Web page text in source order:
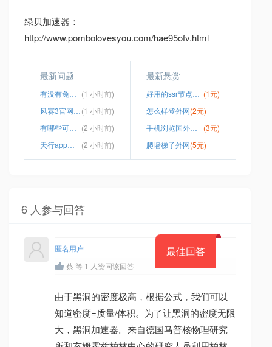
绿贝加速器：
http://www.pombolovesyou.com/hae95ofv.html
最新问题
有没有免费的梯子 (1 小时前)
风赛3官网app(1 小时前)
有哪些可以挂梯子的软件 (2 小时前)
天行app怎么用
(2 小时前)
最新悬赏
好用的ssr节点服务器 (1元)
怎么样登外网(2元)
手机浏览国外网站的方法
(3元)
爬墙梯子外网(5元)
6 人参与回答
最佳回答
匿名用户
蔡 等 1 人赞同该回答
由于黑洞的密度极高，根据公式，我们可以
知道密度=质量/体积。为了让黑洞的密度无限
大，黑洞加速器。来自德国马普核物理研究